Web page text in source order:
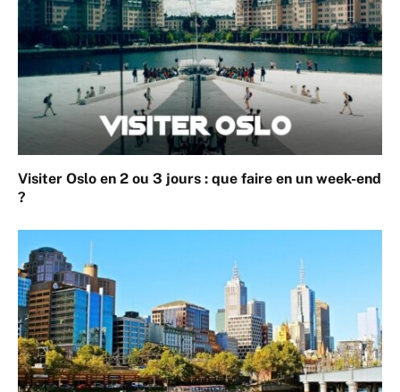
Visiter Oslo en 2 ou 3 jours : que faire en un week-end
?